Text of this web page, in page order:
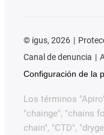
© igus, 2026
Canal de denuncia
Configuración de la
Los términos
"chainge", "chains
chain", "CTD",